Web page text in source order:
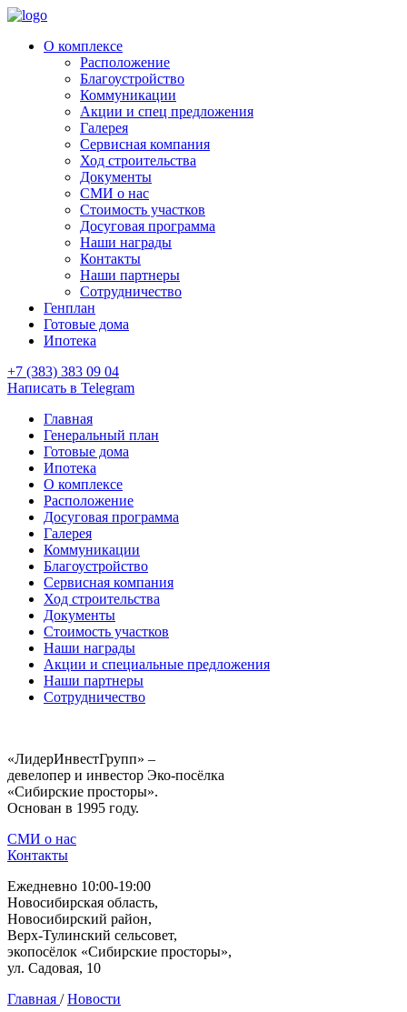
О комплексе
Расположение
Благоустройство
Коммуникации
Акции и спец предложения
Галерея
Сервисная компания
Ход строительства
Документы
СМИ о нас
Стоимость участков
Досуговая программа
Наши награды
Контакты
Наши партнеры
Сотрудничество
Генплан
Готовые дома
Ипотека
+7 (383) 383 09 04
Написать в Telegram
Главная
Генеральный план
Готовые дома
Ипотека
О комплексе
Расположение
Досуговая программа
Галерея
Коммуникации
Благоустройство
Сервисная компания
Ход строительства
Документы
Стоимость участков
Наши награды
Акции и специальные предложения
Наши партнеры
Сотрудничество
«ЛидерИнвестГрупп» –
девелопер и инвестор Эко-посёлка
«Сибирские просторы».
Основан в 1995 году.
СМИ о нас
Контакты
Ежедневно 10:00-19:00
Новосибирская область,
Новосибирский район,
Верх-Тулинский сельсовет,
экопосёлок «Сибирские просторы»,
ул. Садовая, 10
Главная / Новости